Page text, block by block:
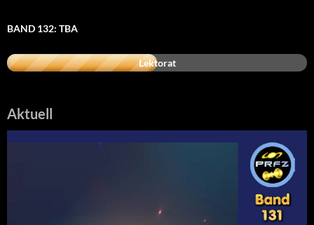
BAND 132: TBA
Lektorat
Aktuell